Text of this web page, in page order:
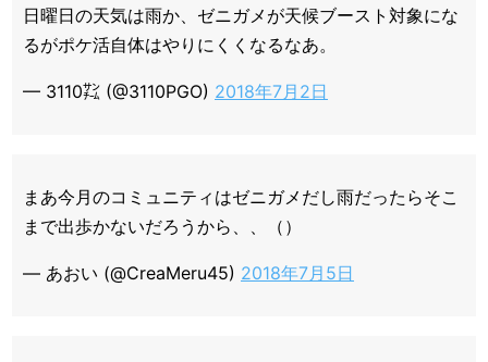
日曜日の天気は雨か、ゼニガメが天候ブースト対象にな
るがポケ活自体はやりにくくなるなあ。
— 3110㌠ (@3110PGO) 2018年7月2日
まあ今月のコミュニティはゼニガメだし雨だったらそこ
まで出歩かないだろうから、、（）
— あおい (@CreaMeru45) 2018年7月5日